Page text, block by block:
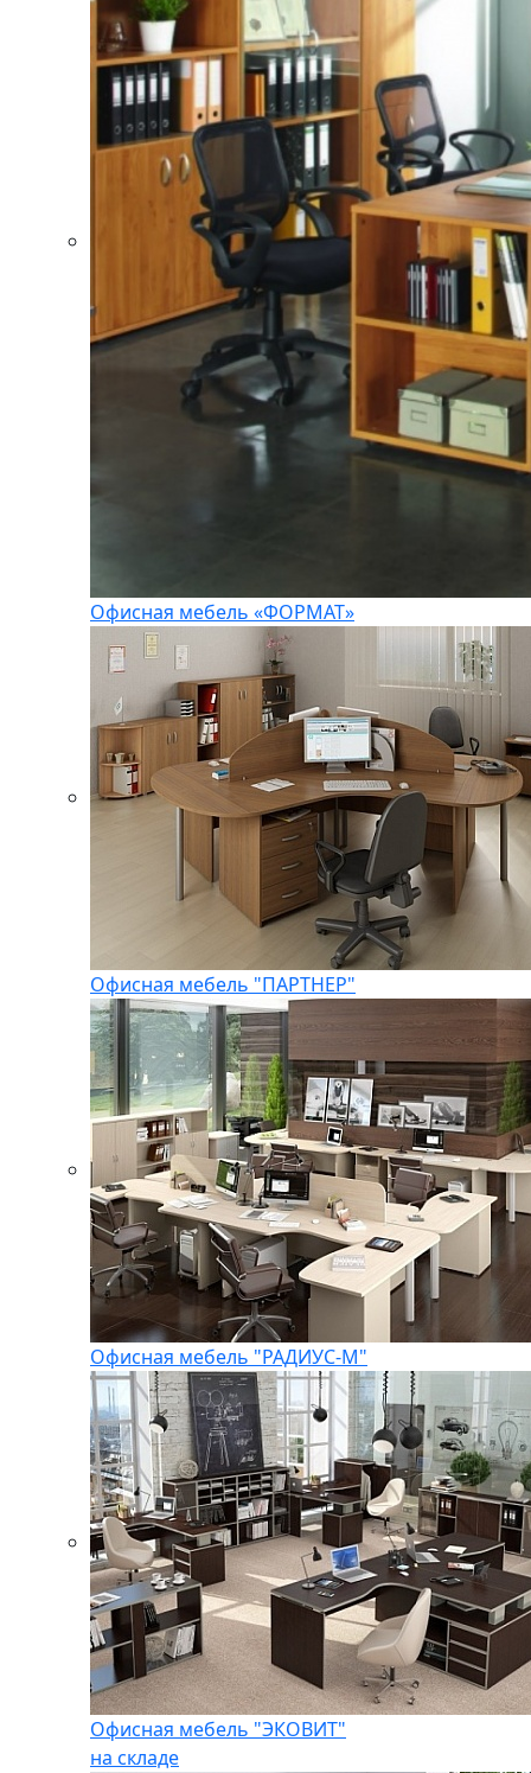
Офисная мебель «ФОРМАТ»
Офисная мебель "ПАРТНЕР"
Офисная мебель "РАДИУС-М"
Офисная мебель "ЭКОВИТ"
на складе